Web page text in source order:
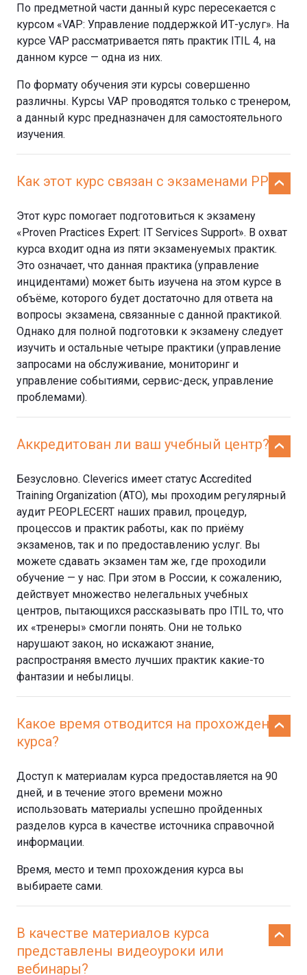
По предметной части данный курс пересекается с
курсом «VAP: Управление поддержкой ИТ-услуг». На
курсе VAP рассматривается пять практик ITIL 4, на
данном курсе — одна из них.
По формату обучения эти курсы совершенно
различны. Курсы VAP проводятся только с тренером,
а данный курс предназначен для самостоятельного
изучения.
Как этот курс связан с экзаменами PPE?
Этот курс помогает подготовиться к экзамену
«Proven Practices Expert: IT Services Support». В охват
курса входит одна из пяти экзаменуемых практик.
Это означает, что данная практика (управление
инцидентами) может быть изучена на этом курсе в
объёме, которого будет достаточно для ответа на
вопросы экзамена, связанные с данной практикой.
Однако для полной подготовки к экзамену следует
изучить и остальные четыре практики (управление
запросами на обслуживание, мониторинг и
управление событиями, сервис-деск, управление
проблемами).
Аккредитован ли ваш учебный центр?
Безусловно. Cleverics имеет статус Accredited
Training Organization (ATO), мы проходим регулярный
аудит PEOPLECERT наших правил, процедур,
процессов и практик работы, как по приёму
экзаменов, так и по предоставлению услуг. Вы
можете сдавать экзамен там же, где проходили
обучение — у нас. При этом в России, к сожалению,
действует множество нелегальных учебных
центров, пытающихся рассказывать про ITIL то, что
их «тренеры» смогли понять. Они не только
нарушают закон, но искажают знание,
распространяя вместо лучших практик какие-то
фантазии и небылицы.
Какое время отводится на прохождение
курса?
Доступ к материалам курса предоставляется на 90
дней, и в течение этого времени можно
использовать материалы успешно пройденных
разделов курса в качестве источника справочной
информации.
Время, место и темп прохождения курса вы
выбираете сами.
В качестве материалов курса
представлены видеоуроки или
вебинары?